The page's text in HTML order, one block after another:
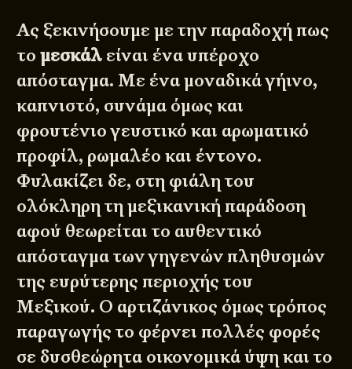
Ας ξεκινήσουμε με την παραδοχή πως
τομεσκάλ είναι ένα υπέροχο
απόσταγμα. Με ένα μοναδικά γήινο,
καπνιστό, συνάμα όμως και
φρουτένιο γευστικό και αρωματικό
προφίλ, ρωμαλέο και έντονο.
Φυλακίζει δε, στη φιάλη του
ολόκληρη τη μεξικανική παράδοση
αφού θεωρείται το αυθεντικό
απόσταγμα των γηγενών πληθυσμών
της ευρύτερης περιοχής του
Μεξικού. Ο αρτιζάνικος όμως τρόπος
παραγωγής το φέρνει πολλές φορές
σε δυσθεώρητα οικονομικά ύψη και το